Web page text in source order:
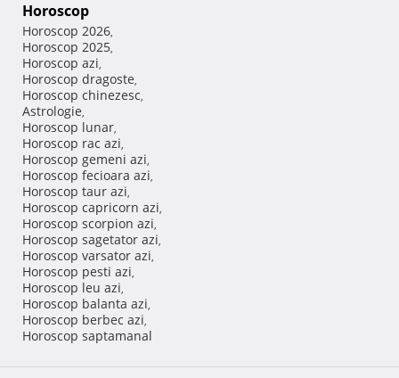
Horoscop
Horoscop 2026,
Horoscop 2025,
Horoscop azi,
Horoscop dragoste,
Horoscop chinezesc,
Astrologie,
Horoscop lunar,
Horoscop rac azi,
Horoscop gemeni azi,
Horoscop fecioara azi,
Horoscop taur azi,
Horoscop capricorn azi,
Horoscop scorpion azi,
Horoscop sagetator azi,
Horoscop varsator azi,
Horoscop pesti azi,
Horoscop leu azi,
Horoscop balanta azi,
Horoscop berbec azi,
Horoscop saptamanal